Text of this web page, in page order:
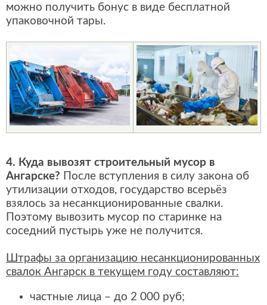
можно получить бонус в виде бесплатной
упаковочной тары.
4. Куда вывозят строительный мусор в
Ангарске? После вступления в силу закона об
утилизации отходов, государство всерьёз
взялось за несанкционированные свалки.
Поэтому вывозить мусор по старинке на
соседний пустырь уже не получится.
Штрафы за организацию несанкционированных
свалок Ангарск в текущем году составляют:
частные лица – до 2 000 руб;